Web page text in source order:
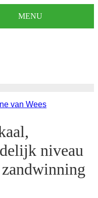
MENU
van Wees
niveau